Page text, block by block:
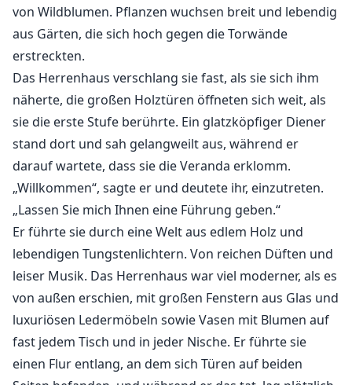
von Wildblumen. Pflanzen wuchsen breit und lebendig
aus Gärten, die sich hoch gegen die Torwände
erstreckten.
Das Herrenhaus verschlang sie fast, als sie sich ihm
näherte, die großen Holztüren öffneten sich weit, als
sie die erste Stufe berührte. Ein glatzköpfiger Diener
stand dort und sah gelangweilt aus, während er
darauf wartete, dass sie die Veranda erklomm.
„Willkommen“, sagte er und deutete ihr, einzutreten.
„Lassen Sie mich Ihnen eine Führung geben.“
Er führte sie durch eine Welt aus edlem Holz und
lebendigen Tungstenlichtern. Von reichen Düften und
leiser Musik. Das Herrenhaus war viel moderner, als es
von außen erschien, mit großen Fenstern aus Glas und
luxuriösen Ledermöbeln sowie Vasen mit Blumen auf
fast jedem Tisch und in jeder Nische. Er führte sie
einen Flur entlang, an dem sich Türen auf beiden